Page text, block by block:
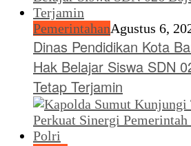
PemerintahanAgustus 6,
Dinas Pendidikan Kota
Hak Belajar Siswa SDN
Tetap Terjamin